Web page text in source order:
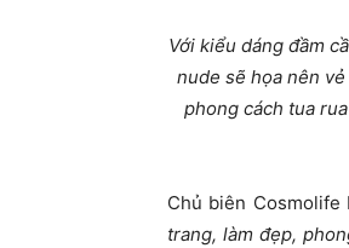
Với kiểu dáng đầm
nude sẽ họa nên
phong cách tua
Chủ biên Cosmolife
trang, làm đẹp,